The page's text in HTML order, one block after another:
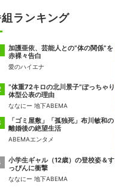
ランキング
加護亜依、芸能人との“体の関係”を
赤裸々告白
愛のハイエナ
“体重72キロの北川景子”ぽっちゃり
体型公表の理由
ななにー 地下ABEMA
「ゴミ屋敷」「孤独死」布川敏和の
離婚後の絶望生活
ABEMAエンタメ
小学生ギャル（12歳）の登校姿＆す
っぴんに衝撃
ななにー 地下ABEMA